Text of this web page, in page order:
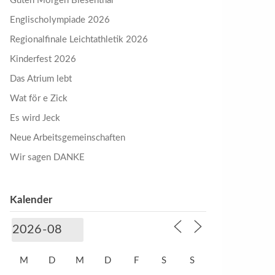
Englischolympiade 2026
Regionalfinale Leichtathletik 2026
Kinderfest 2026
Das Atrium lebt
Wat för e Zick
Es wird Jeck
Neue Arbeitsgemeinschaften
Wir sagen DANKE
Kalender
M D M D F S S